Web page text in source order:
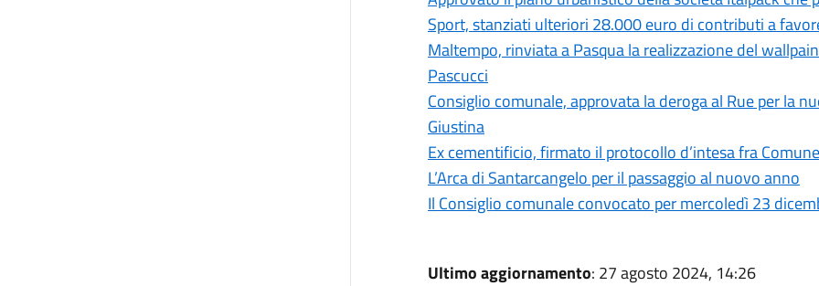
Sport, stanziati ulteriori 28.000 euro di contributi a
Maltempo, rinviata a Pasqua la realizzazione del
Pascucci
Consiglio comunale, approvata la deroga al Rue per la
Giustina
Ex cementificio, firmato il protocollo d’intesa fra
L’Arca di Santarcangelo per il passaggio al nuovo anno
Il Consiglio comunale convocato per mercoledì 23
Ultimo aggiornamento: 27 agosto 2024, 14:26